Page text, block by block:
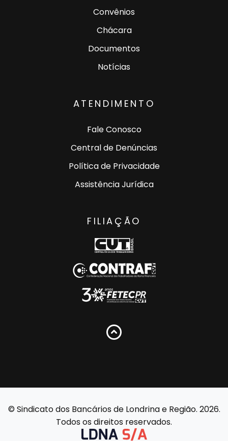
Convênios
Chácara
Documentos
Notícias
ATENDIMENTO
Fale Conosco
Central de Denúncias
Política de Privacidade
Assistência Jurídica
FILIAÇÃO
© Sindicato dos Bancários de Londrina e Região. 2026.
Todos os direitos reservados.